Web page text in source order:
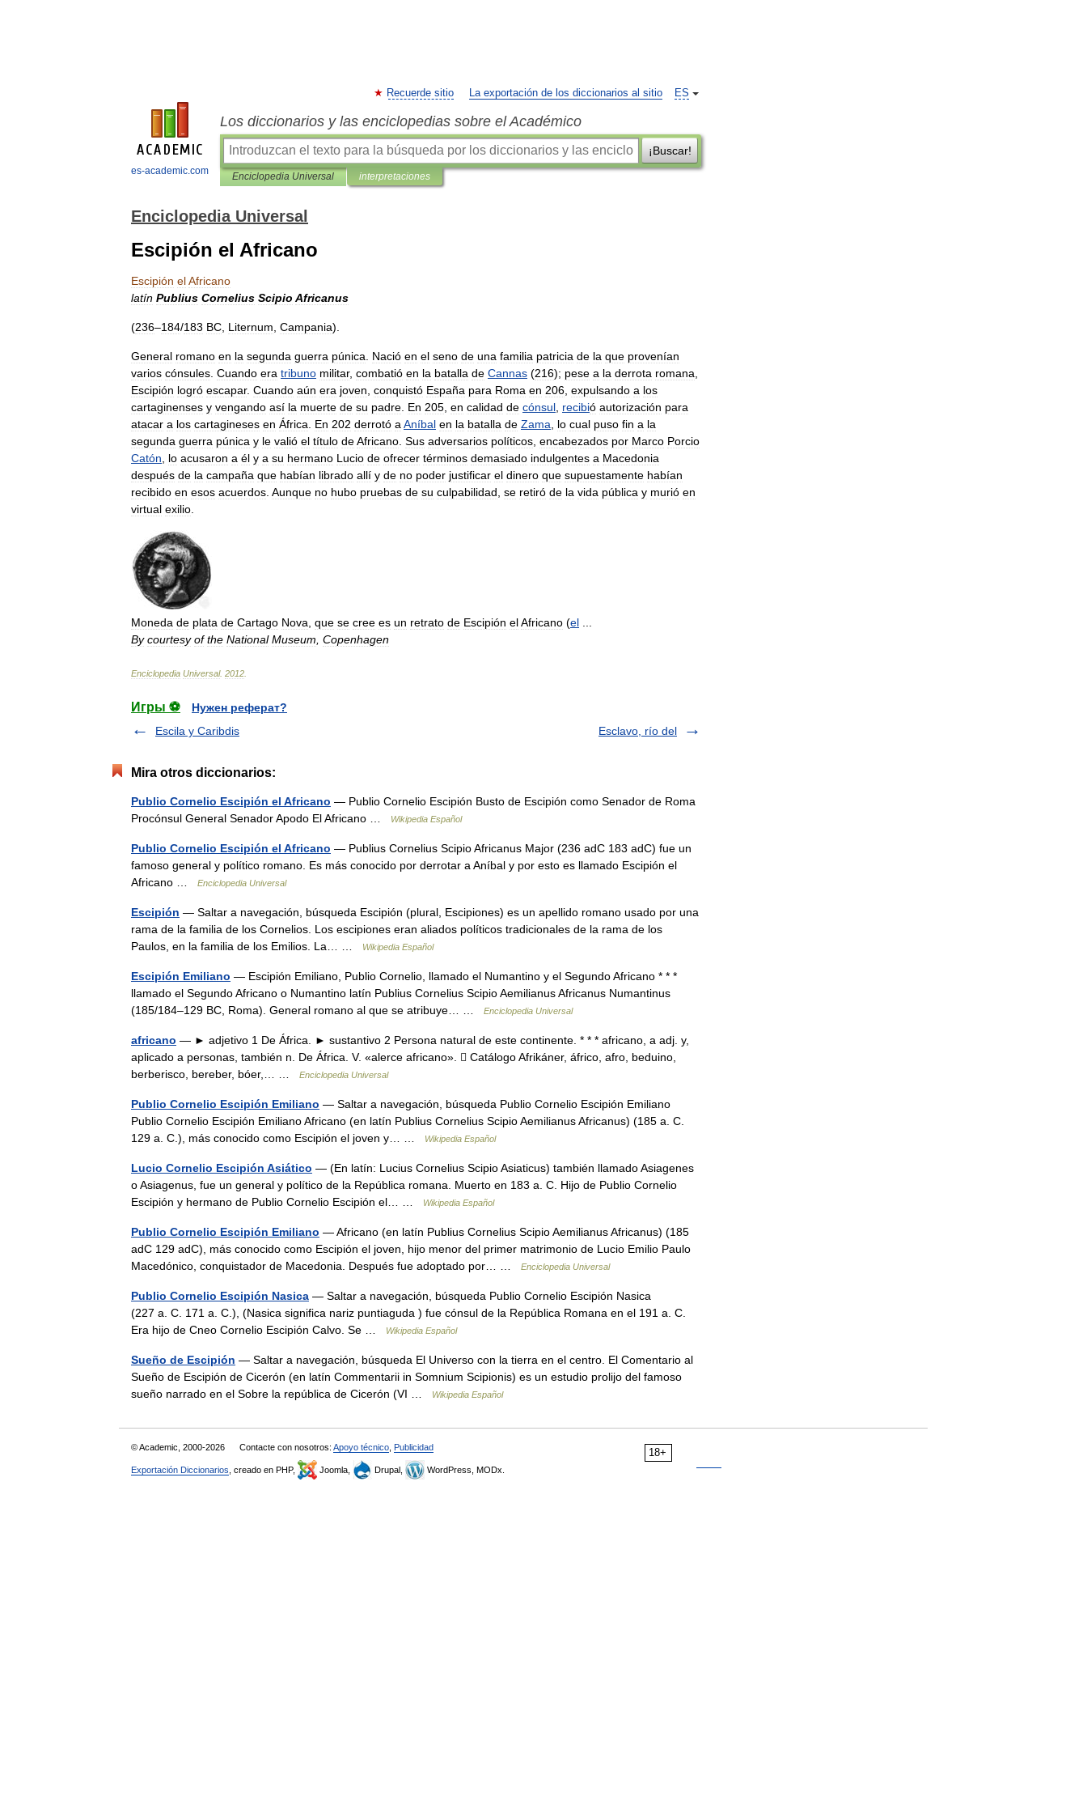
es-academic.com
ES
Recuerde sitio La exportación de los diccionarios al sitio
Los diccionarios y las enciclopedias sobre el Académico
¡Buscar!
Enciclopedia Universal interpretaciones
Enciclopedia Universal
Escipión el Africano
Escipión elAfricano
latín Publius Cornelius Scipio Africanus
(236–184/183 BC Liternum Campania).
General romano en la segunda guerra púnica Nació en el seno de una familia patricia de la que provenían
varios cónsules Cuando era tribuno militar, combatió en la batalla de Cannas (216); pese a la derrota romana
Escipión logró escapar. Cuando aún era joven conquistó España para Roma en 206 expulsando a los
cartaginenses y vengando así la muerte de su padre En 205 en calidad de cónsul recibió autorización para
atacar a los cartagineses en África En 202 derrotó a Aníbal en la batalla de Zama lo cual puso fin a la
segunda guerra púnica y le valió el título deAfricano Sus adversarios políticos encabezados por Marco Porcio
Catón
lo acusaron a él y a su hermano Lucio de ofrecer términos demasiado indulgentes a Macedonia
después de la campaña que habían librado allí y de no poder justificar el dinero que supuestamente habían
recibido en esos acuerdos Aunque no hubo pruebas de su culpabilidad se retiró de la vida pública y murió en
virtual exilio
Moneda de plata de Cartago Nova que se cree es un retrato de Escipión elAfricano (el
By courtesy of the National Museum Copenhagen
Enciclopedia Universal. 2012
Игры ⚽
Нужен реферат?
Escila y Caribdis
Esclavo, río del
Mira otros diccionarios:
Publio Cornelio Escipión el Africano — Publio Cornelio Escipión Busto de Escipión como Senador de Roma
Procónsul General Senador Apodo El Africano …
Wikipedia Español
Publio Cornelio Escipión el Africano — Publius Cornelius Scipio Africanus Major (236 adC 183 adC) fue un
famoso general y político romano. Es más conocido por derrotar a Aníbal y por esto es llamado Escipión el
Africano …
Enciclopedia Universal
Escipión — Saltar a navegación, búsqueda Escipión (plural, Escipiones) es un apellido romano usado por una
rama de la familia de los Cornelios. Los escipiones eran aliados políticos tradicionales de la rama de los
Paulos, en la familia de los Emilios. La… …
Wikipedia Español
Escipión Emiliano — Escipión Emiliano, Publio Cornelio, llamado el Numantino y el Segundo Africano * * *
llamado el Segundo Africano o Numantino latín Publius Cornelius Scipio Aemilianus Africanus Numantinus
(185/184–129 BC, Roma). General romano al que se atribuye… …
Enciclopedia Universal
africano — ► adjetivo 1 De África. ► sustantivo 2 Persona natural de este continente. * * * africano, a adj. y,
aplicado a personas, también n. De África. V. «alerce africano». ⃞ Catálogo Afrikáner, áfrico, afro, beduino,
berberisco, bereber, bóer,… …
Enciclopedia Universal
Publio Cornelio Escipión Emiliano — Saltar a navegación, búsqueda Publio Cornelio Escipión Emiliano
Publio Cornelio Escipión Emiliano Africano (en latín Publius Cornelius Scipio Aemilianus Africanus) (185 a. C.
129 a. C.), más conocido como Escipión el joven y… …
Wikipedia Español
Lucio Cornelio Escipión Asiático — (En latín: Lucius Cornelius Scipio Asiaticus) también llamado Asiagenes
o Asiagenus, fue un general y político de la República romana. Muerto en 183 a. C. Hijo de Publio Cornelio
Escipión y hermano de Publio Cornelio Escipión el… …
Wikipedia Español
Publio Cornelio Escipión Emiliano — Africano (en latín Publius Cornelius Scipio Aemilianus Africanus) (185
adC 129 adC), más conocido como Escipión el joven, hijo menor del primer matrimonio de Lucio Emilio Paulo
Macedónico, conquistador de Macedonia. Después fue adoptado por… …
Enciclopedia Universal
Publio Cornelio Escipión Nasica — Saltar a navegación, búsqueda Publio Cornelio Escipión Nasica
(227 a. C. 171 a. C.), (Nasica significa nariz puntiaguda ) fue cónsul de la República Romana en el 191 a. C.
Era hijo de Cneo Cornelio Escipión Calvo. Se …
Wikipedia Español
Sueño de Escipión — Saltar a navegación, búsqueda El Universo con la tierra en el centro. El Comentario al
Sueño de Escipión de Cicerón (en latín Commentarii in Somnium Scipionis) es un estudio prolijo del famoso
sueño narrado en el Sobre la república de Cicerón (VI …
Wikipedia Español
18+
© Academic, 2000-2026 Contacte con nosotros: Apoyo técnico Publicidad
Exportación Diccionarios , creado en PHP, Joomla, Drupal, WordPress, MODx.